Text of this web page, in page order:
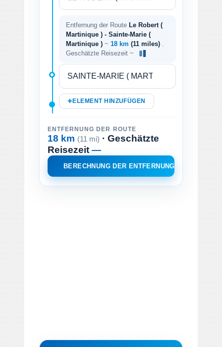
Entfernung der Route Le Robert (
Martinique ) - Sainte-Marie (
Martinique ) ~ 18 km (11 miles)
Geschätzte Reisezeit ~
ELEMENT HINZUFÜGEN
ENTFERNUNG DER ROUTE
18 km (11 mi) · Geschätzte
Reisezeit—
BERECHNUNG DER ENTFERNUNG